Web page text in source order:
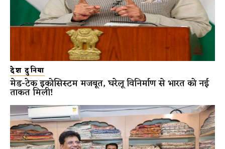
देश दुनिया
मेड-टेक इकोसिस्टम मजबूत, घरेलू विनिर्माण से भारत को नई
ताकत मिली!